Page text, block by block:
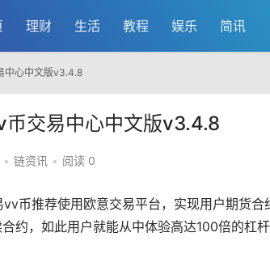
理财 生活 教程 娱乐 简讯
中心中文版v3.4.8
交易中心中文版v3.4.8
• 链资讯 • 阅读 0
币推荐使用 欧意交易平台，实现用户期货
约，如此用户就能从中体验高达100倍的杠杆